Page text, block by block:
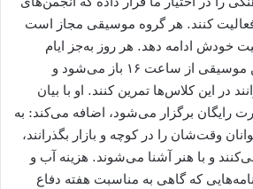
کنند. هر گروه موسیقی مجاز است
خودش ادامه دهد. هر روز به‌جز ایام
تعطیل، کلاس‌های انجمن موسیقی از ساعت ۱۶ باز می‌شود و
در این کلاس‌ها تمرین ‌کنند. او با بیان
رایگان برگزار می‌شود، اضافه می‌کند: به
وقت‌شان را در کوچه و بازار بگذرانند،
و با هنر آشنا می‌شوند. هزینه آب و
که گاهی به مناسبت هفته دفاع